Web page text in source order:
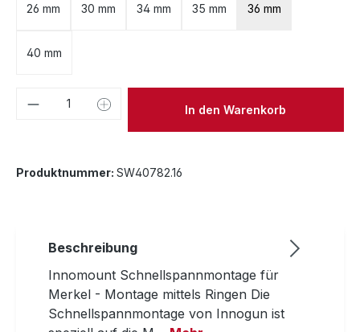
26 mm 30 mm 34 mm 35 mm 36 mm
40 mm
Produkt Anzahl: Gib denIn den Warenkorb
Produktnummer: SW40782.16
Beschreibung
Innomount Schnellspannmontage für
Merkel - Montage mittels Ringen Die
Schnellspannmontage von Innogun ist